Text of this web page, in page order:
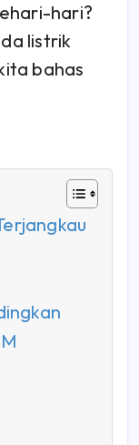
hari?
listrik
bahas